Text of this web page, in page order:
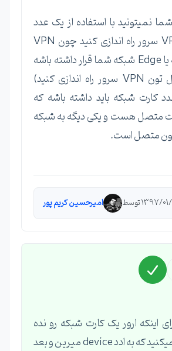
نمیتونید با استفاده از یک عدد
کارت شبکه VPN سرور راه اندازی کنید چون VPN
سرور اگه در لبه یا Edge شبکه شما قرار داشته باشه
(مثلا در فایروال تون VPN سرور راه اندازی کنید)
کارت شبکه باید داشته باشه که
متصل هست و یکی دیگه به شبکه
متصل است.
امیرحسین کریم پور
اینکه ارور یک کارت شبکه رو نده
اولین کاری که میکنید که به ادد device میرین و بعد